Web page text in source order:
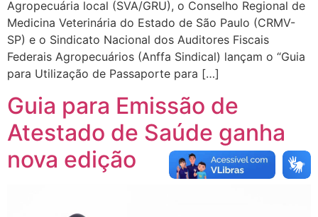
Agropecuária local (SVA/GRU), o Conselho Regional de
Medicina Veterinária do Estado de São Paulo (CRMV-
SP) e o Sindicato Nacional dos Auditores Fiscais
Federais Agropecuários (Anffa Sindical) lançam o “Guia
para Utilização de Passaporte para […]
Guia para Emissão de
Atestado de Saúde ganha
nova edição